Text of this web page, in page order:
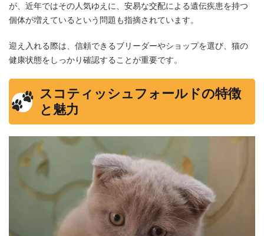
が、近年ではその人気ゆえに、安易な交配による遺伝疾患を持つ
個体が増えているという問題も指摘されています。
迎え入れる際は、信頼できるブリーダーやショップを選び、猫の
健康状態をしっかり確認することが重要です。
スコティッシュフォールドの特徴
と魅力